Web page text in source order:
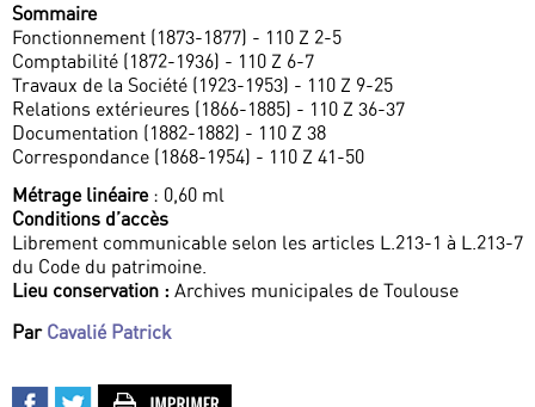
Sommaire
Fonctionnement (1873-1877) - 110 Z 2-5
Comptabilité (1872-1936) - 110 Z 6-7
Travaux de la Société (1923-1953) - 110 Z 9-25
Relations extérieures (1866-1885) - 110 Z 36-37
Documentation (1882-1882) - 110 Z 38
Correspondance (1868-1954) - 110 Z 41-50
Métrage linéaire: 0,60 ml
Conditions d’accès
Librement communicable selon les articles L.213-1 à L.213-7
du Code du patrimoine.
Lieu conservation : Archives municipales de Toulouse
Par Cavalié Patrick